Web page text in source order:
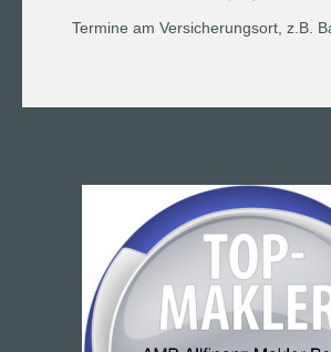
Termine am Versicherungsort, z.B.